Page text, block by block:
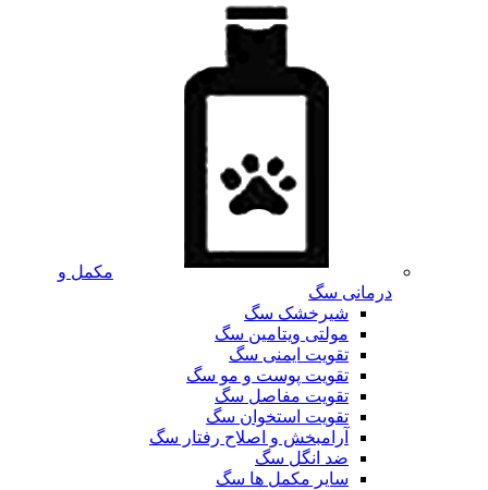
مکمل و
درمانی سگ
شیرخشک سگ
مولتی ویتامین سگ
تقویت ایمنی سگ
تقویت پوست و مو سگ
تقویت مفاصل سگ
تقویت استخوان سگ
آرامبخش و اصلاح رفتار سگ
ضد انگل سگ
سایر مکمل ها سگ